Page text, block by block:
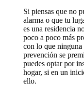
Si piensas que no
alarma o que tu
es una residencia
poco a poco más
con lo que ninguna
prevención se
puedes optar por
hogar, si en un
ello.